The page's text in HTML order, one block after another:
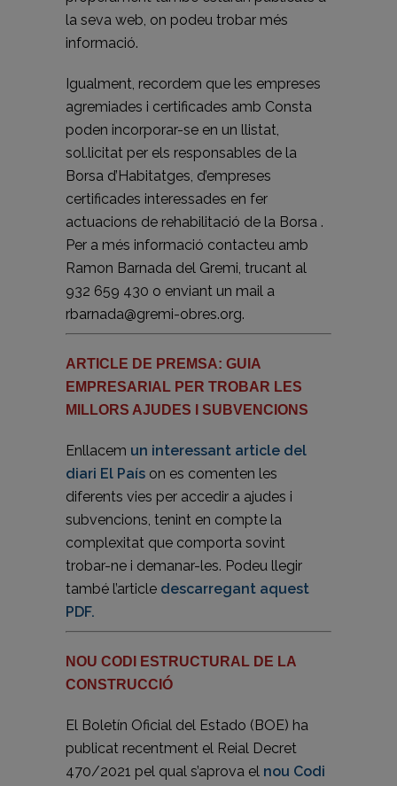
la seva web, on podeu trobar més
informació.
Igualment, recordem que les empreses
agremiades i certificades amb Consta
poden incorporar-se en un llistat,
sol.licitat per els responsables de la
Borsa d’Habitatges, d’empreses
certificades interessades en fer
actuacions de rehabilitació de la Borsa .
Per a més informació contacteu amb
Ramon Barnada del Gremi, trucant al
932 659 430 o enviant un mail a
rbarnada@gremi-obres.org.
ARTICLE DE PREMSA: GUIA
EMPRESARIAL PER TROBAR LES
MILLORS AJUDES I SUBVENCIONS
Enllacem un interessant article del
diari El País on es comenten les
diferents vies per accedir a ajudes i
subvencions, tenint en compte la
complexitat que comporta sovint
trobar-ne i demanar-les. Podeu llegir
també l’article descarregant aquest
PDF.
NOU CODI ESTRUCTURAL DE LA
CONSTRUCCIÓ
El Boletín Oficial del Estado (BOE) ha
publicat recentment el Reial Decret
470/2021 pel qual s’aprova el nou Codi